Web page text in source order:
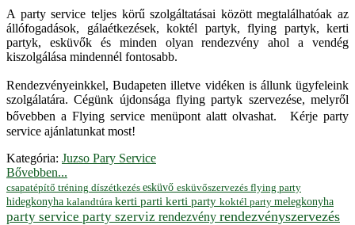
A party service teljes körű szolgáltatásai között megtalálhatóak az
állófogadások, gálaétkezések, koktél partyk, flying partyk, kerti
partyk, esküvők és minden olyan rendezvény ahol a vendég
kiszolgálása mindennél fontosabb.
Rendezvényeinkkel, Budapeten illetve vidéken is állunk ügyfeleink
szolgálatára. Cégünk újdonsága flying partyk szervezése, melyről
bővebben a Flying service menüpont alatt olvashat. Kérje party
service ajánlatunkat most!
Kategória: Juzso Pary Service
Bővebben...
csapatépítő tréning díszétkezés esküvő esküvőszervezés flying party
hidegkonyha kalandtúra kerti parti kerti party koktél party melegkonyha
party service party szerviz rendezvény rendezvényszervezés